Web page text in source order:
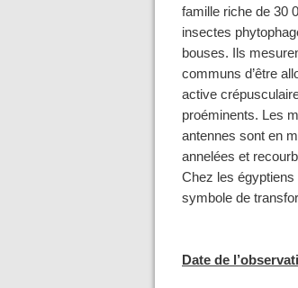
famille riche de 30
insectes
bouses. Ils
communs d’être
active
proéminents. Les
antennes sont en
annelées et
Chez les égyptiens
symbole de
Date de